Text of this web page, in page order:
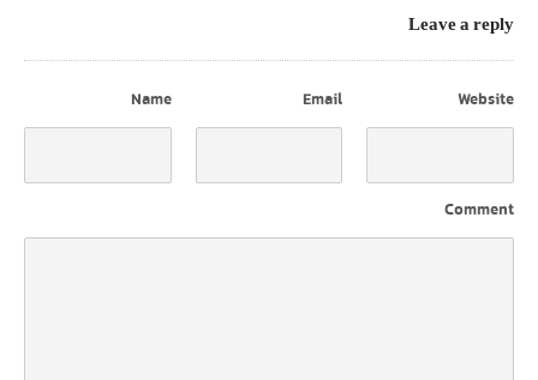
Leave a reply
Name Email Website
Comment